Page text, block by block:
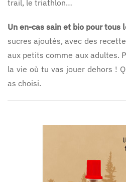
trail, le triathlon…
Un en-cas sain et bio pour tous
sucres ajoutés, avec des
aux petits comme aux adultes.
la vie où tu vas jouer dehors !
as choisi.